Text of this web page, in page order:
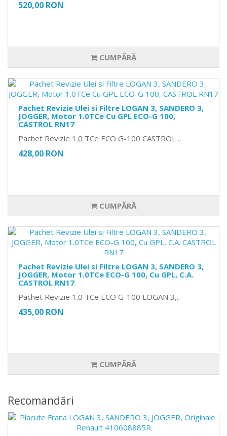
520,00 RON
CUMPĂRĂ
Pachet Revizie Ulei si Filtre LOGAN 3, SANDERO 3,
JOGGER, Motor 1.0TCe Cu GPL ECO-G 100,
CASTROL RN17
Pachet Revizie 1.0 TCe ECO G-100 CASTROL ..
428,00 RON
CUMPĂRĂ
Pachet Revizie Ulei si Filtre LOGAN 3, SANDERO 3,
JOGGER, Motor 1.0TCe ECO-G 100, Cu GPL, C.A.
CASTROL RN17
Pachet Revizie 1.0 TCe ECO G-100 LOGAN 3,..
435,00 RON
CUMPĂRĂ
Recomandări